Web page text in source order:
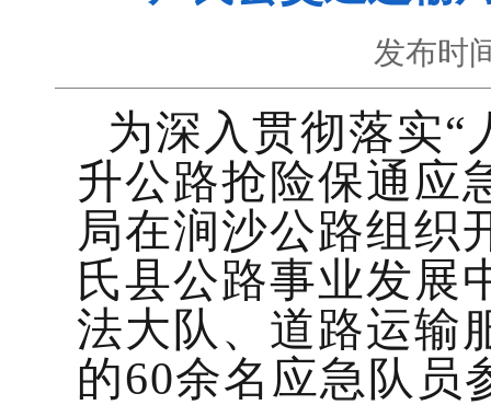
发布时
为深入贯彻落实“
升公路抢险保通应
局在涧沙公路组织
氏县公路事业发展
法大队、道路运输
的60余名应急队员